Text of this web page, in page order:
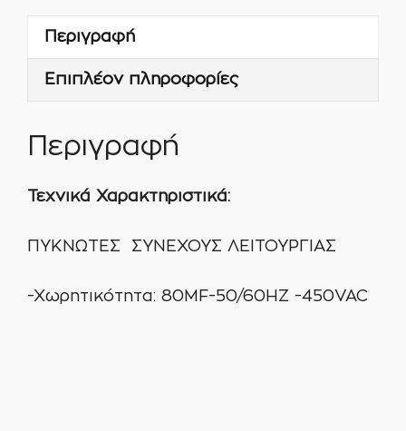
Περιγραφή
Επιπλέον πληροφορίες
Περιγραφή
Τεχνικά Χαρακτηριστικά:
ΠΥΚΝΩΤΕΣ ΣΥΝΕΧΟΥΣ ΛΕΙΤΟΥΡΓΙΑΣ
-Χωρητικότητα: 80ΜF-50/60ΗΖ -450VAC